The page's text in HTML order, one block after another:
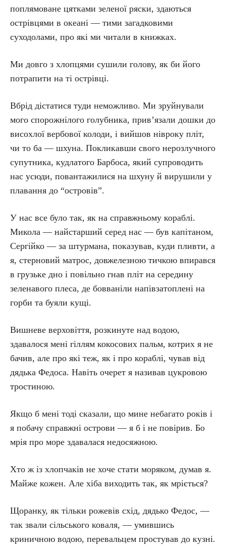
поплямоване цятками зеленої ряски, здаються
острівцями в океані — тими загадковими
суходолами, про які ми читали в книжках.
Ми довго з хлопцями сушили голову, як би його
потрапити на ті острівці.
Вбрід дістатися туди неможливо. Ми зруйнували
мого спорожнілого голубника, прив’язали дошки до
висохлої вербової колоди, і вийшов нівроку пліт,
чи то ба — шхуна. Покликавши свого нерозлучного
супутника, кудлатого Барбоса, який супроводить
нас усюди, повантажилися на шхуну й вирушили у
плавання до “островів”.
У нас все було так, як на справжньому кораблі.
Микола — найстарший серед нас — був капітаном,
Сергійко — за штурмана, показував, куди пливти, а
я, стерновий матрос, довжелезною тичкою впирався
в грузьке дно і повільно гнав пліт на середину
зеленавого плеса, де бовваніли напівзатоплені на
горби та буяли кущі.
Вишневе верховіття, розкинуте над водою,
здавалося мені гіллям кокосових пальм, котрих я не
бачив, але про які теж, як і про кораблі, чував від
дядька Федоса. Навіть очерет я називав цукровою
тростиною.
Якщо б мені тоді сказали, що мине небагато років і
я побачу справжні острови — я б і не повірив. Бо
мрія про море здавалася недосяжною.
Хто ж із хлопчаків не хоче стати моряком, думав я.
Майже кожен. Але хіба виходить так, як мріється?
Щоранку, як тільки рожевів схід, дядько Федос, —
так звали сільського коваля, — умившись
криничною водою, перевальцем простував до кузні.